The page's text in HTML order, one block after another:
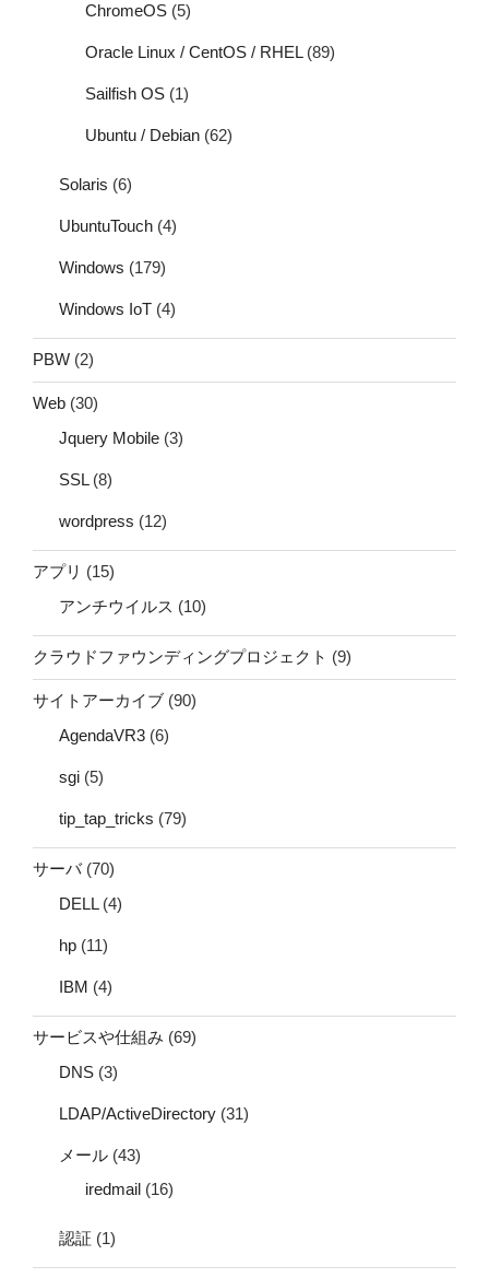
ChromeOS (5)
Oracle Linux / CentOS / RHEL(89)
Sailfish OS (1)
Ubuntu / Debian (62)
Solaris (6)
UbuntuTouch (4)
Windows (179)
Windows IoT (4)
PBW (2)
Web (30)
Jquery Mobile (3)
SSL(8)
wordpress (12)
アプリ (15)
アンチウイルス (10)
クラウドファウンディングプロジェクト (9)
サイトアーカイブ (90)
AgendaVR3 (6)
sgi (5)
tip_tap_tricks (79)
サーバ(70)
DELL(4)
hp (11)
IBM (4)
サービスや仕組み (69)
DNS (3)
LDAP/ActiveDirectory (31)
メール (43)
iredmail (16)
認証 (1)